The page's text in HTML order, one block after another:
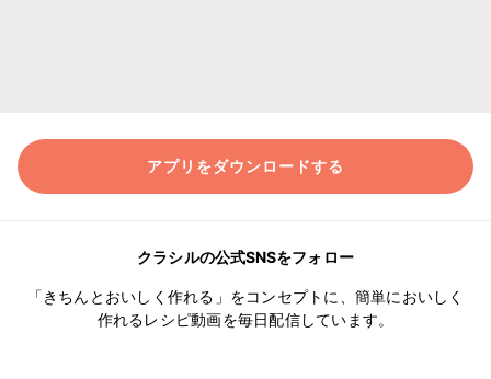
アプリをダウンロードする
クラシルの公式SNSをフォロー
「きちんとおいしく作れる」をコンセプトに、簡単においしく
作れるレシピ動画を毎日配信しています。